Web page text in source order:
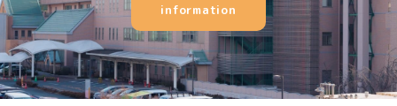
information